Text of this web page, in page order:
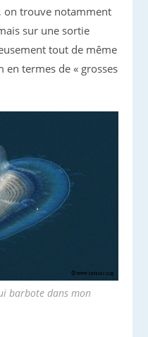
on trouve notamment
sur une sortie
tout de même
en termes de « grosses
barbote dans mon